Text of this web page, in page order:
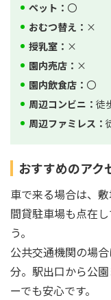
ペット： 〇
おむつ替え： ×
授乳室： ×
園内売店： ×
園内飲食店： 〇
周辺コンビニ： 徒
周辺ファミレス：
おすすめのアク
車で来る場合は、
間貸駐車場も点在
う。
公共交通機関の場
分。駅出口から公
ーでも安心です。